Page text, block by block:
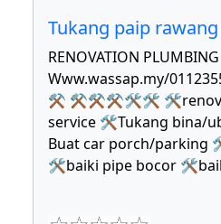
Tukang paip rawang
RENOVATION PLUMBING
Www.wassap.my/
⚒ ⚒⚒⚒🛠🛠
service 🛠Tukang bina/
Buat car porch/parking
🛠baiki pipe bocor